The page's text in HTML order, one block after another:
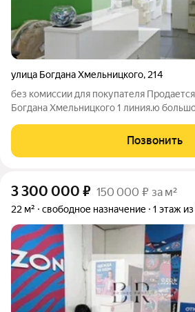
улица Богдана Хмельницкого, 214
без комиссии для покупателя
Богдана Хмельницкого 1 линия.ю
общественного транспорта, а также у
огромная проходимость - остановка
Позвонить
3 300 000 ₽ 150 000 ₽ за м²
22 м² свободное назначение 1 этаж из